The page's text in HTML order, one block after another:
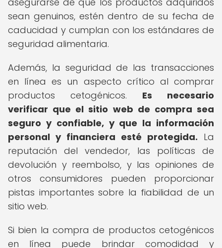
sean genuinos, estén dentro de su fecha de
caducidad y cumplan con los estándares de
seguridad alimentaria.
Además, la seguridad de las transacciones
en línea es un aspecto crítico al comprar
productos cetogénicos. Es necesario
verificar que el sitio web de compra sea
seguro y confiable, y que la información
personal y financiera esté protegida. La
reputación del vendedor, las políticas de
devolución y reembolso, y las opiniones de
otros consumidores pueden proporcionar
pistas importantes sobre la fiabilidad de un
sitio web.
Si bien la compra de productos cetogénicos
en línea puede brindar comodidad y